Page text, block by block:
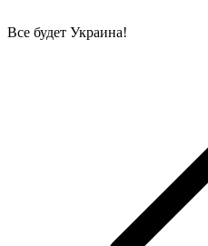
Все будет Украина!